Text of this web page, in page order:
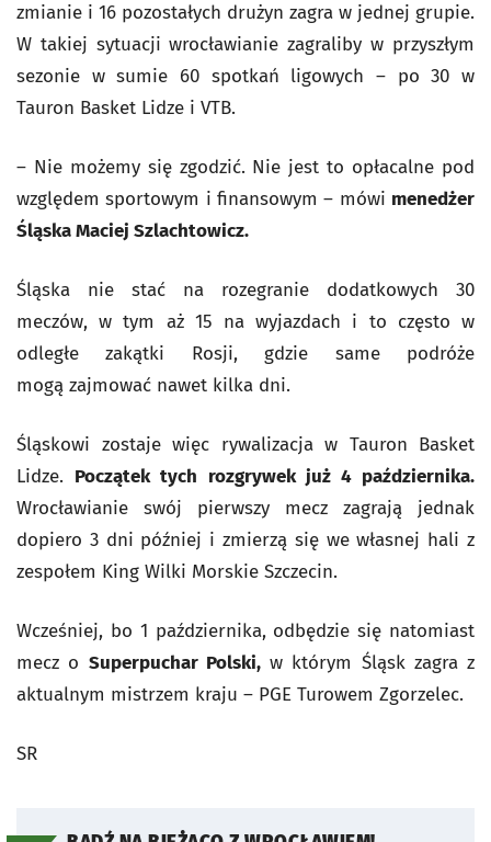
zmianie i 16 pozostałych drużyn zagra w jednej grupie.
W takiej sytuacji wrocławianie zagraliby w przyszłym
sezonie w sumie 60 spotkań ligowych – po 30 w
Tauron Basket Lidze i VTB.
– Nie możemy się zgodzić. Nie jest to opłacalne pod
względem sportowym i finansowym – mówi menedżer
Śląska Maciej Szlachtowicz.
Śląska nie stać na rozegranie dodatkowych 30
meczów, w tym aż 15 na wyjazdach i to często w
odległe zakątki Rosji, gdzie same podróże
mogą zajmować nawet kilka dni.
Śląskowi zostaje więc rywalizacja w Tauron Basket
Lidze. Początek tych rozgrywek już 4 października.
Wrocławianie swój pierwszy mecz zagrają jednak
dopiero 3 dni później i zmierzą się we własnej hali z
zespołem King Wilki Morskie Szczecin.
Wcześniej, bo 1 października, odbędzie się natomiast
mecz o Superpuchar Polski,w którym Śląsk zagra z
aktualnym mistrzem kraju – PGE Turowem Zgorzelec.
SR